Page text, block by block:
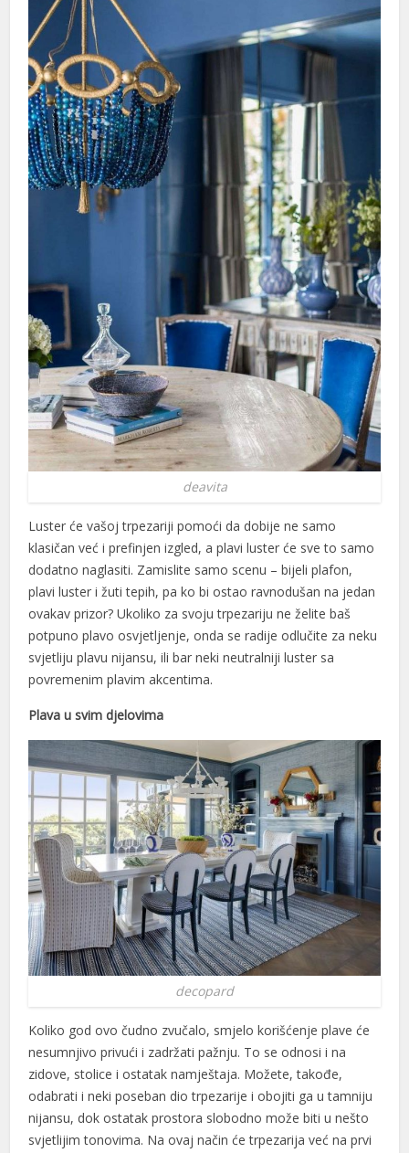
deavita
Luster će vašoj trpezariji pomoći da dobije ne samo
klasičan već i prefinjen izgled, a plavi luster će sve to samo
dodatno naglasiti. Zamislite samo scenu – bijeli plafon,
plavi luster i žuti tepih, pa ko bi ostao ravnodušan na jedan
ovakav prizor? Ukoliko za svoju trpezariju ne želite baš
potpuno plavo osvjetljenje, onda se radije odlučite za neku
svjetliju plavu nijansu, ili bar neki neutralniji luster sa
povremenim plavim akcentima.
Plava u svim djelovima
decopard
Koliko god ovo čudno zvučalo, smjelo korišćenje plave će
nesumnjivo privući i zadržati pažnju. To se odnosi i na
zidove, stolice i ostatak namještaja. Možete, takođe,
odabrati i neki poseban dio trpezarije i obojiti ga u tamniju
nijansu, dok ostatak prostora slobodno može biti u nešto
svjetlijim tonovima. Na ovaj način će trpezarija već na prvi